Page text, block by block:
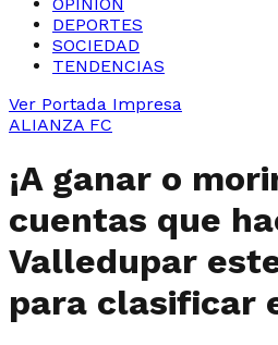
DEPORTES
SOCIEDAD
TENDENCIAS
Ver Portada Impresa
ALIANZA FC
¡A ganar o
cuentas que
Valledupar
para clasificar